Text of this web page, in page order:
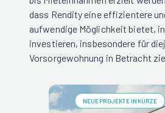
dass Rendity eine effizientere
aufwendige Möglichkeit bietet,
investieren, insbesondere für
Vorsorgewohnung in Betracht
NEUE PROJEKTE IN KÜRZE